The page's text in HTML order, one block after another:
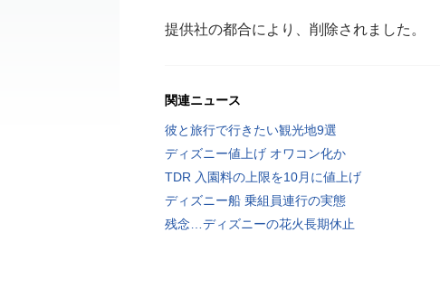
提供社の都合により、削除されました。
関連ニュース
彼と旅行で行きたい観光地9選
ディズニー値上げ オワコン化か
TDR 入園料の上限を10月に値上げ
ディズニー船 乗組員連行の実態
残念…ディズニーの花火長期休止